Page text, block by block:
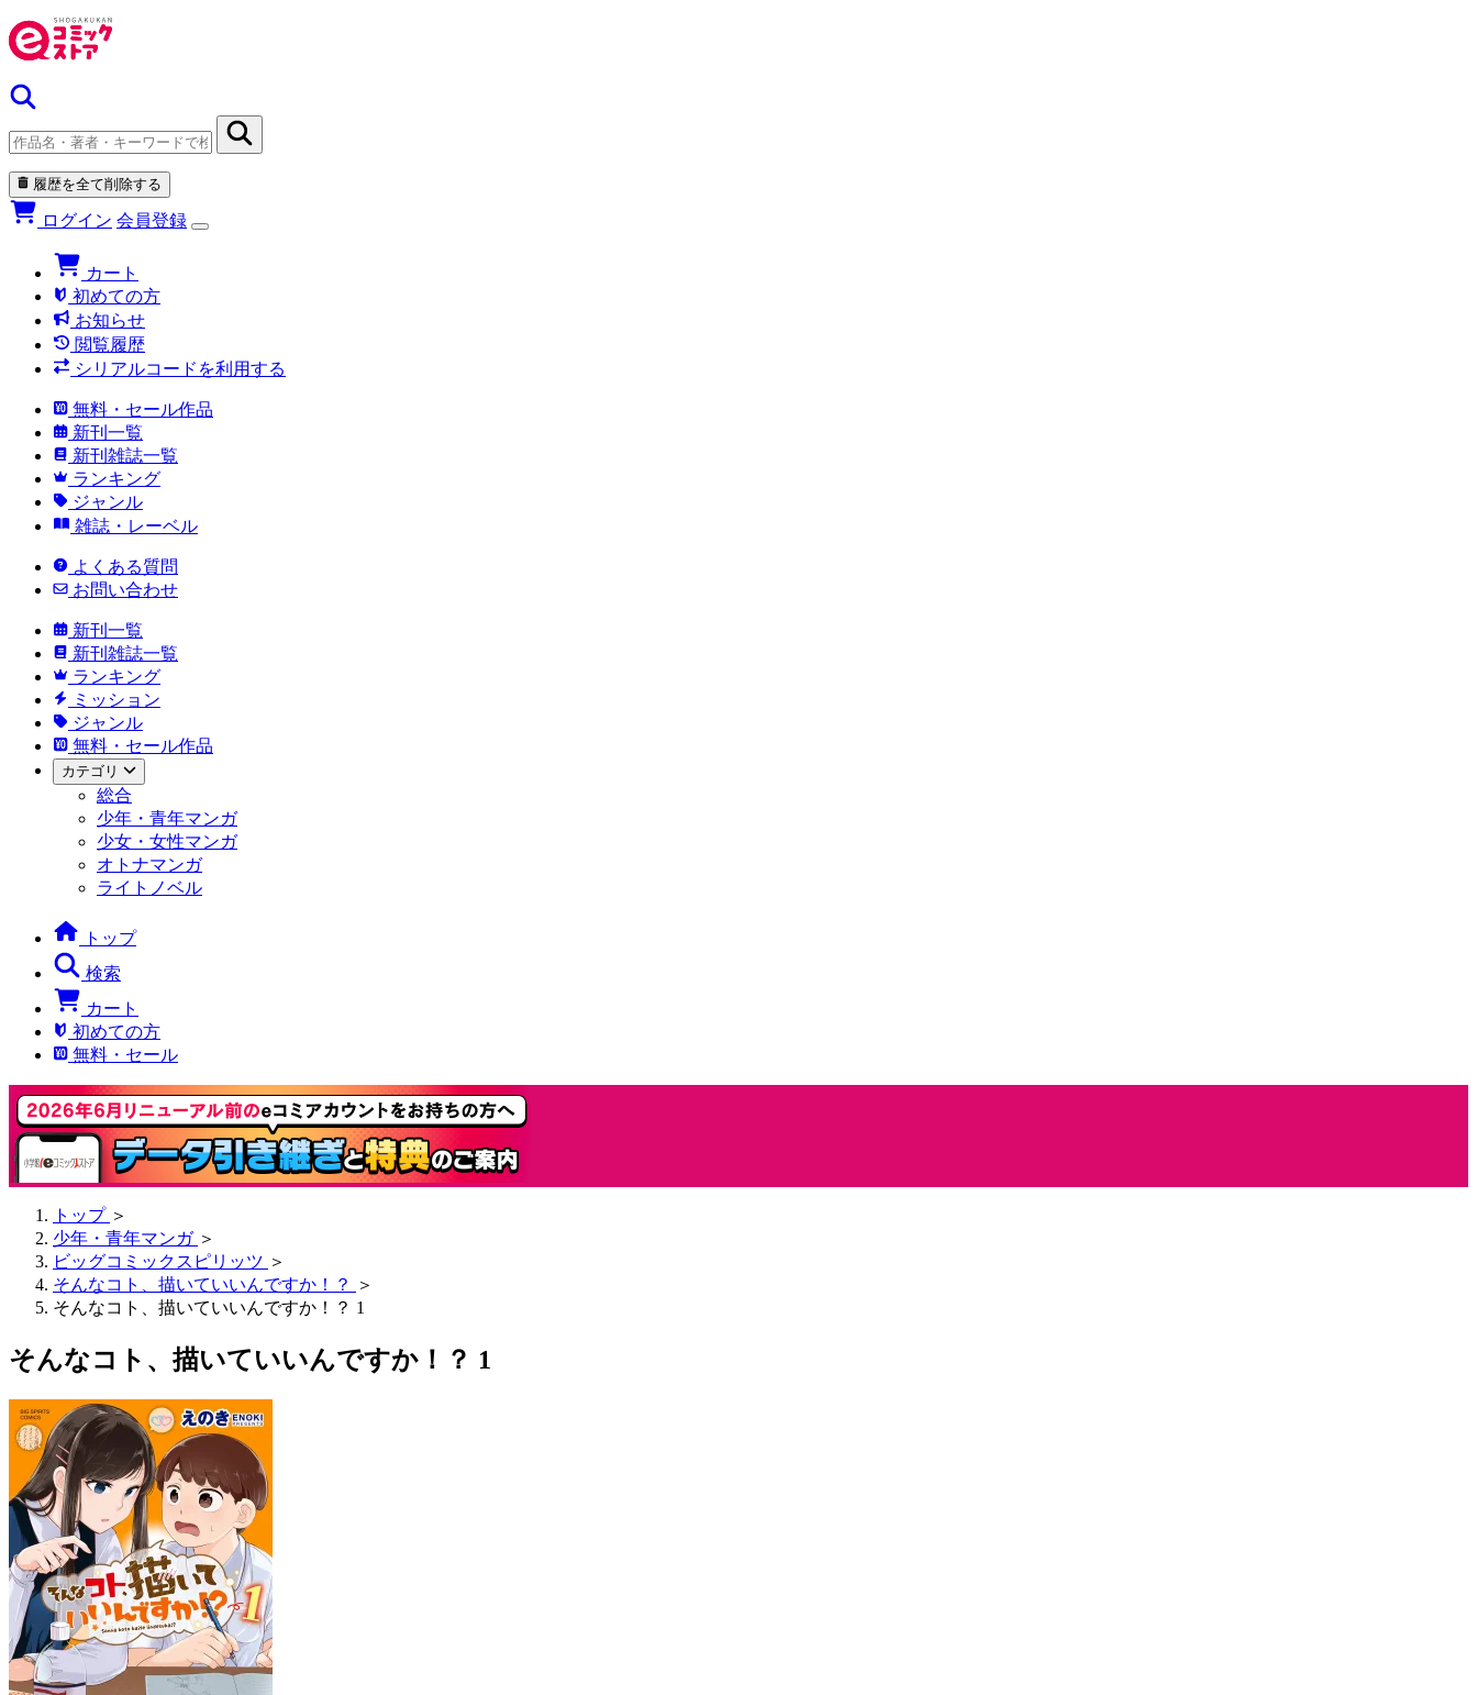
履歴を全て削除する
ログイン 会員登録
カート
初めての方
お知らせ
閲覧履歴
シリアルコードを利用する
無料・セール作品
新刊一覧
新刊雑誌一覧
ランキング
ジャンル
雑誌・レーベル
よくある質問
お問い合わせ
新刊一覧
新刊雑誌一覧
ランキング
ミッション
ジャンル
無料・セール作品
カテゴリ
総合
少年・青年マンガ
少女・女性マンガ
オトナマンガ
ライトノベル
トップ
検索
カート
初めての方
無料・セール
トップ ＞
少年・青年マンガ ＞
ビッグコミックスピリッツ ＞
そんなコト、描いていいんですか！？
＞
そんなコト、描いていいんですか！？ 1
そんなコト、描いていいんですか！？ 1